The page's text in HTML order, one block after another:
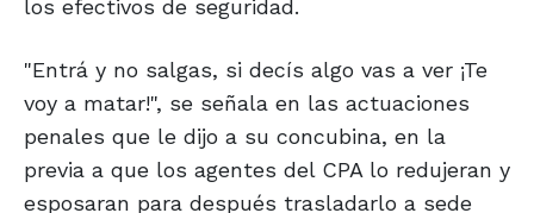
los efectivos de seguridad.
"Entrá y no salgas, si decís algo vas a ver ¡Te
voy a matar!", se señala en las actuaciones
penales que le dijo a su concubina, en la
previa a que los agentes del CPA lo redujeran y
esposaran para después trasladarlo a sede